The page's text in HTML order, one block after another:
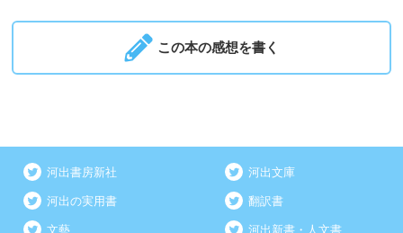
この本の感想を書く
河出書房新社 河出文庫
河出の実用書 翻訳書
文藝 河出新書・人文書